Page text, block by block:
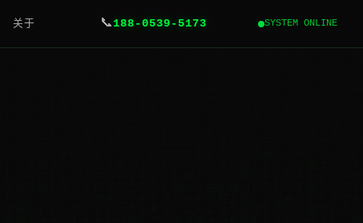
关于 📞 188-0539-5173 SYSTEM ONLINE